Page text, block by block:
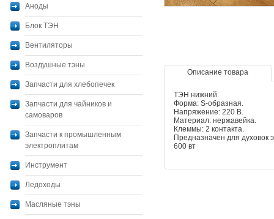
Аноды
Блок ТЭН
Вентиляторы
Воздушные тэны
Запчасти для хлебопечек
Запчасти для чайников и
самоваров
Запчасти к промышленным
электроплитам
Инструмент
Ледоходы
Масляные тэны
Описание товара
ТЭН нижний.
Форма: S-образная.
Напряжение: 220 В.
Материал: нержавейка.
Клеммы: 2 контакта.
Предназначен для духовок
600 вт